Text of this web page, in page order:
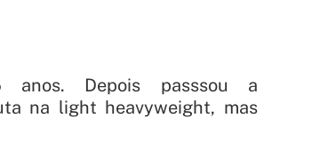
Depois passsou a
na light heavyweight, mas